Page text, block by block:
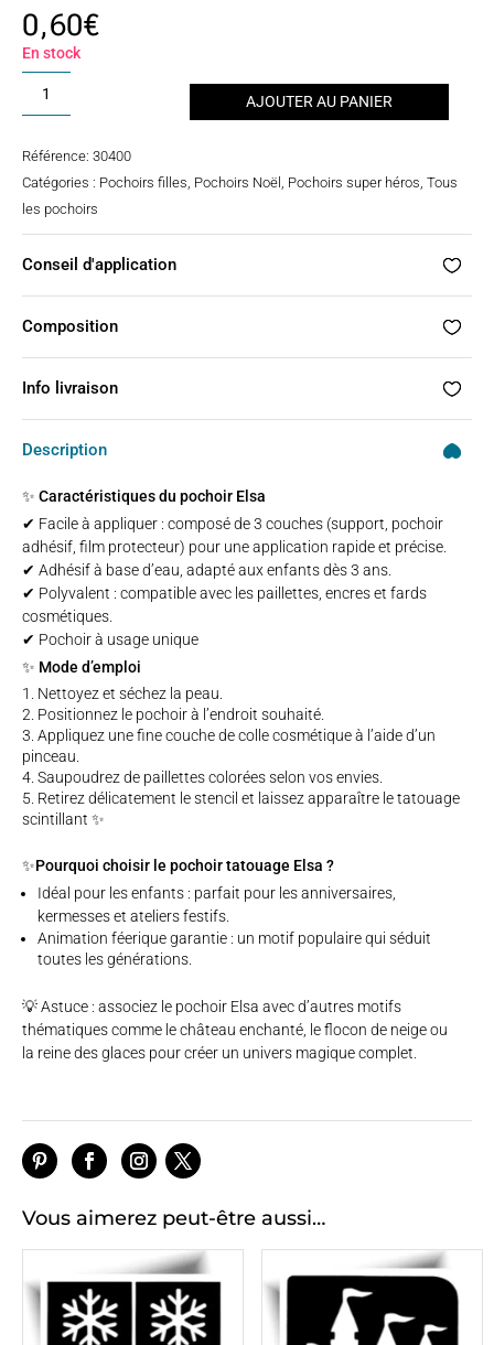
sur 5
basé
sur
notation
client
0,60€
En stock
de
tatouage
AJOUTER AU PANIER
Référence: 30400
Catégories : Pochoirs filles, Pochoirs Noël , Pochoirs super héros, Tous
les pochoirs
Conseil d'application
Composition
Info livraison
Description
✨ Caractéristiques du pochoir Elsa
✔ Facile à appliquer : composé de 3 couches (support, pochoir
adhésif, film protecteur) pour une application rapide et précise.
✔ Adhésif à base d’eau, adapté aux enfants dès 3 ans.
✔ Polyvalent : compatible avec les paillettes, encres et fards
cosmétiques.
✔ Pochoir à usage unique
✨ Mode d’emploi
Nettoyez et séchez la peau.
Positionnez le pochoir à l’endroit souhaité.
Appliquez une fine couche decolle cosmétiqueà l’aide d’un
pinceau.
Saupoudrez de paillettes coloréesselon vos envies.
Retirez délicatement le stencil et laissez apparaître le tatouage
scintillant ✨
✨Pourquoi choisir le pochoir tatouage Elsa ?
Idéal pour les enfants : parfait pour les anniversaires,
kermesses et ateliers festifs.
Animation féerique garantie : un motif populaire qui séduit
toutes les générations.
💡 Astuce : associez le pochoir Elsa avec d’autres motifs
thématiques comme lechâteau enchanté , leflocon de neigeou
la reine des glaces pour créer un univers magique complet.
Vous aimerez peut-être aussi…